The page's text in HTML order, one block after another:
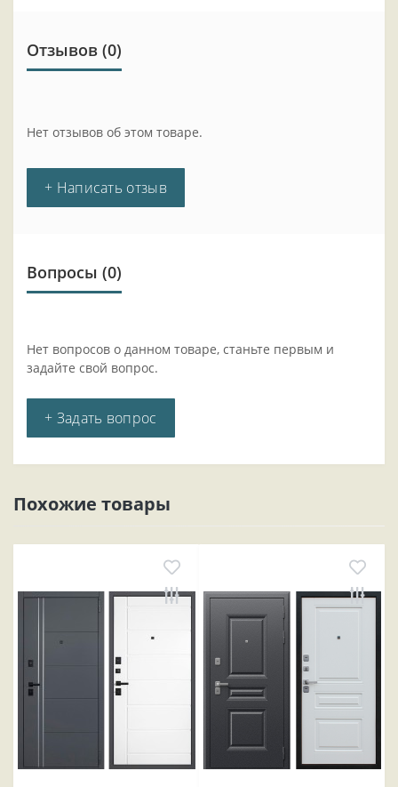
Отзывов (0)
Нет отзывов об этом товаре.
+ Написать отзыв
Вопросы (0)
Нет вопросов о данном товаре, станьте первым и
задайте свой вопрос.
+ Задать вопрос
Похожие товары